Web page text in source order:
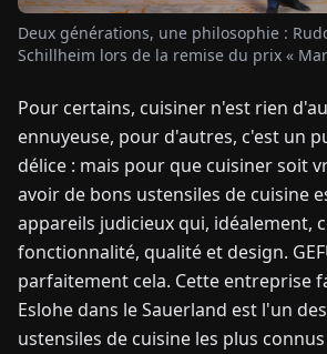
ENDEFRESITNLPLHU
CONTACTEZ-
NOUS
Deux générations, une philosophie :
Schillheim lors de la remise du prix «
Pour certains, cuisiner n'est rien
ennuyeuse, pour d'autres, c'est un
délice : mais pour que cuisiner soit
avoir de bons ustensiles de cuisine
appareils judicieux qui, idéalement,
fonctionnalité, qualité et design.
parfaitement cela. Cette entreprise
Eslohe dans le Sauerland est l'un
ustensiles de cuisine les plus